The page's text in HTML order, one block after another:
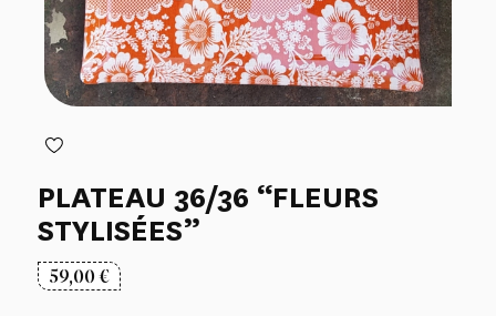
PLATEAU 36/36 “FLEURS
STYLISÉES”
59,00€